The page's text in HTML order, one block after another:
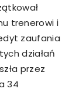
trenerowi i
zaufania
działań
przez
34